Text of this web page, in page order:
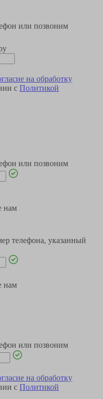
или позвоним
на обработку
с Политикой
или позвоним
нам
телефона, указанный
нам
или позвоним
на обработку
с Политикой